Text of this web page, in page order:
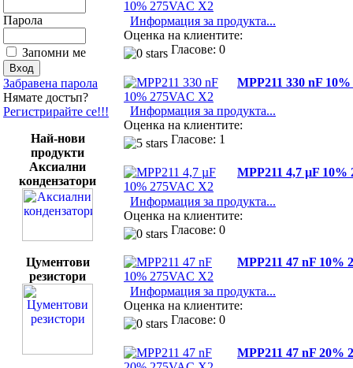
Парола
Запомни ме
Забравена парола
Нямате достъп?
Регистрирайте се!!!
Най-нови
продукти
Аксиални
кондензатори
Цументови
резистори
Информация за продукта...
Оценка на клиентите:
Гласове: 0
MPP211 330 nF
Информация за продукта...
Оценка на клиентите:
Гласове: 1
MPP211 4,7 µF 10%
Информация за продукта...
Оценка на клиентите:
Гласове: 0
MPP211 47 nF 10%
Информация за продукта...
Оценка на клиентите:
Гласове: 0
MPP211 47 nF 20%